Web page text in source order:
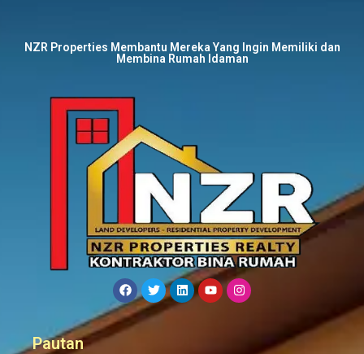
NZR Properties Membantu Mereka Yang Ingin Memiliki dan
Membina Rumah Idaman
Pautan